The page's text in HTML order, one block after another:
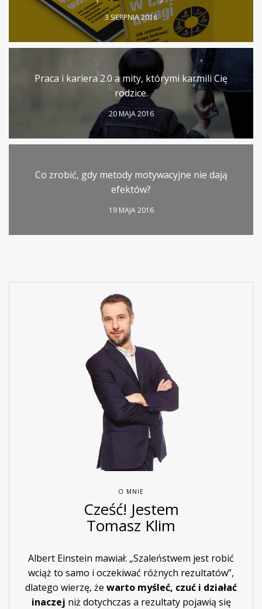
3 SIERPNIA 2016
Praca i kariera 2.0 a mity, którymi karmili Cię
rodzice.
20 MAJA 2016
Co zrobić, gdy metody motywacyjne nie dają
efektów?
19 MAJA 2016
O MNIE
Cześć! Jestem
Tomasz Klim
Albert Einstein mawiał: „Szaleństwem jest robić
wciąż to samo i oczekiwać różnych rezultatów”,
dlatego wierzę, że warto myśleć, czuć i działać
inaczej niż dotychczas a rezultaty pojawią się